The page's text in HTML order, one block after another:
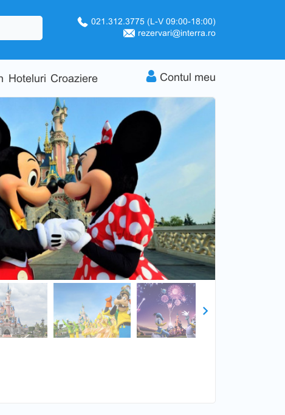
021.312.3775 (L-V 09:00-18:00)
rezervari@interra.ro
Hoteluri Croaziere Contul meu
Next